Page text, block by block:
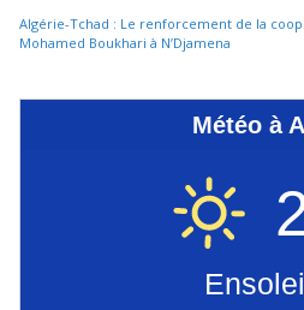
Algérie-Tchad : Le renforcement de la
Mohamed Boukhari à N’Djamena
Météo à